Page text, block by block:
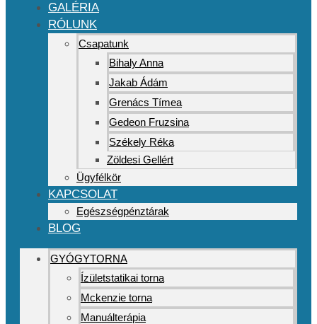
GALÉRIA
RÓLUNK
Csapatunk
Bihaly Anna
Jakab Ádám
Grenács Tímea
Gedeon Fruzsina
Székely Réka
Zöldesi Gellért
Ügyfélkör
KAPCSOLAT
Egészségpénztárak
BLOG
GYÓGYTORNA
Ízületstatikai torna
Mckenzie torna
Manuálterápia